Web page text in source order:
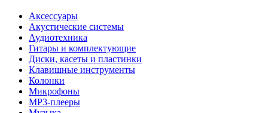
Аксессуары
Акустические системы
Аудиотехника
Гитары и комплектующие
Диски, касеты и пластинки
Клавишные инструменты
Колонки
Микрофоны
МР3-плееры